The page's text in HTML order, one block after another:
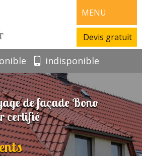
MENU
Devis gratuit
indisponible
de façade Bono
certifié